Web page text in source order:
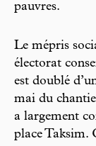
pauvres.
Le mépris
électorat
est doublé
mai du
a largement
place Taksim.